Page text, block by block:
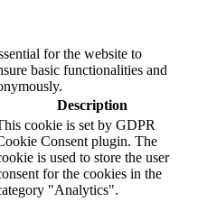
for the website to
basic functionalities and
Description
cookie is set by GDPR
Consent plugin. The
is used to store the user
for the cookies in the
"Analytics".